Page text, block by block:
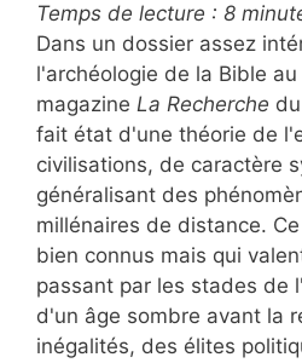
Temps de lecture : 8
Dans un dossier assez
l'archéologie de la Bible
magazine La Recherche
fait état d'une théorie de
civilisations, de caractère
généralisant des
millénaires de distance.
bien connus mais qui
passant par les stades de
d'un âge sombre avant la
inégalités, des élites